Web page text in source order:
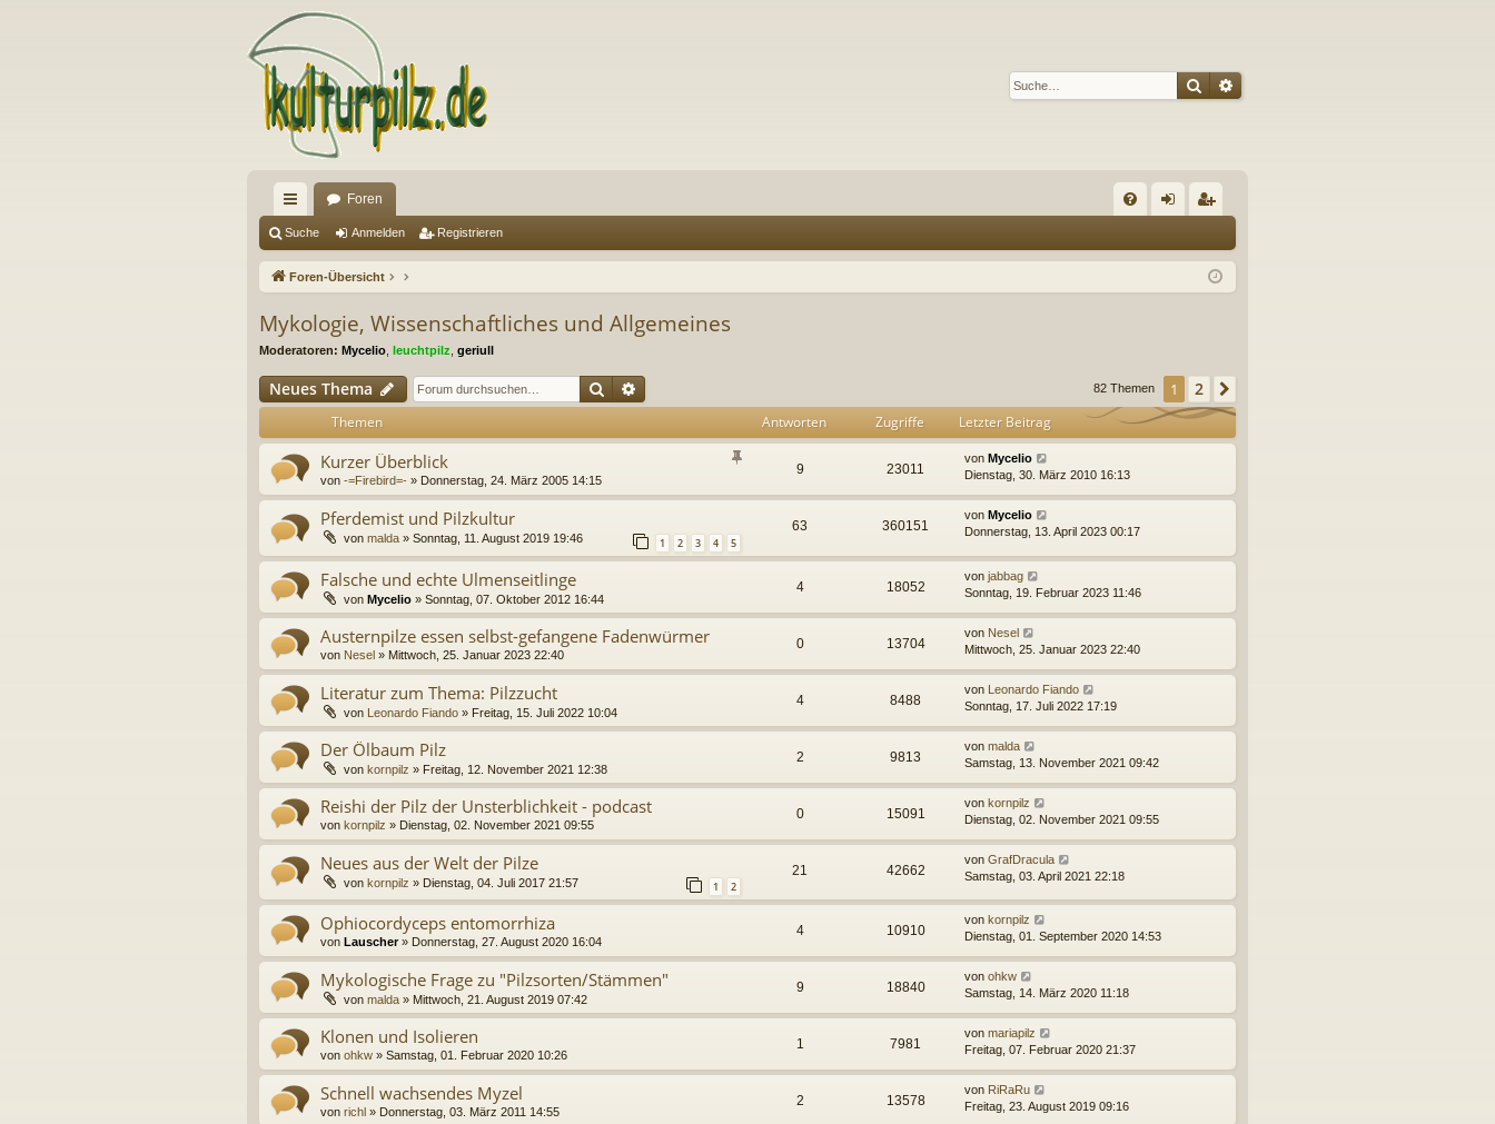
SucheErweiterte Suche
ch
ne
ug
Foren
Q m ist
Suche Anmelden Registrieren
Foren-Übersicht
Mykologie, Wissenschaftliches und Allgemeines
Moderatoren: Mycelio leuchtpilz geriull
Neues Thema Suche 82 Themen 1 2
Themen Antworten Zugriffe Letzter Beitrag
Kurzer Überblick
von -=Firebird=- » Donnerstag, 24. März 2005 14:15
9 23011
von Mycelio
Dienstag, 30. März 2010 16:13
Pferdemist und Pilzkultur
von malda » Sonntag, 11. August 2019 19:46 1 2 3 4 5
63 360151
von Mycelio
Donnerstag, 13. April 2023 00:17
Falsche und echte Ulmenseitlinge
von Mycelio » Sonntag, 07. Oktober 2012 16:44
4 18052
von jabbag
Sonntag, 19. Februar 2023 11:46
Austernpilze essen selbst-gefangene Fadenwürmer
von Nesel » Mittwoch, 25. Januar 2023 22:40
0 13704
von Nesel
Mittwoch, 25. Januar 2023 22:40
Literatur zum Thema: Pilzzucht
von Leonardo Fiando » Freitag, 15. Juli 2022 10:04
4 8488
von Leonardo Fiando
Sonntag, 17. Juli 2022 17:19
Der Ölbaum Pilz
von kornpilz » Freitag, 12. November 2021 12:38
2 9813
von malda
Samstag, 13. November 2021 09:42
Reishi der Pilz der Unsterblichkeit - podcast
von kornpilz » Dienstag, 02. November 2021 09:55
0 15091
von kornpilz
Dienstag, 02. November 2021 09:55
Neues aus der Welt der Pilze
von kornpilz » Dienstag, 04. Juli 2017 21:57 1 2
21 42662
von GrafDracula
Samstag, 03. April 2021 22:18
Ophiocordyceps entomorrhiza
von Lauscher» Donnerstag, 27. August 2020 16:04
4 10910
von kornpilz
Dienstag, 01. September 2020 14:53
Mykologische Frage zu "Pilzsorten/Stämmen"
von malda » Mittwoch, 21. August 2019 07:42
9 18840
von ohkw
Samstag, 14. März 2020 11:18
Klonen und Isolieren
von ohkw » Samstag, 01. Februar 2020 10:26
1 7981
von mariapilz
Freitag, 07. Februar 2020 21:37
Schnell wachsendes Myzel
von richl » Donnerstag, 03. März 2011 14:55
2 13578
von RiRaRu
Freitag, 23. August 2019 09:16